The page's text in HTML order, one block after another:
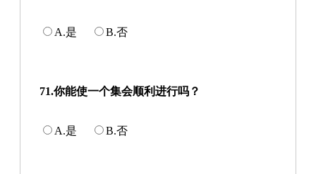
A.是 B.否
71.你能使一个集会顺利进行吗？
A.是 B.否